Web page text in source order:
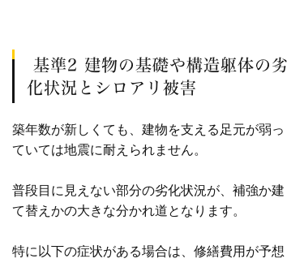
基準2 建物の基礎や構造躯体の劣
化状況とシロアリ被害
築年数が新しくても、建物を支える足元が弱っ
ていては地震に耐えられません。
普段目に見えない部分の劣化状況が、補強か建
て替えかの大きな分かれ道となります。
特に以下の症状がある場合は、修繕費用が予想